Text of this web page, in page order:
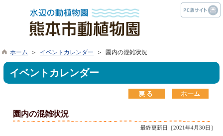
ホーム ＞ イベントカレンダー ＞ 園内の混雑状況
イベントカレンダー
園内の混雑状況
最終更新日［2021年4月30日］